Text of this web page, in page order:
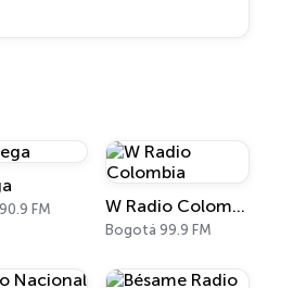
FM W Radio Colombia
Bogotá 99.9 FM